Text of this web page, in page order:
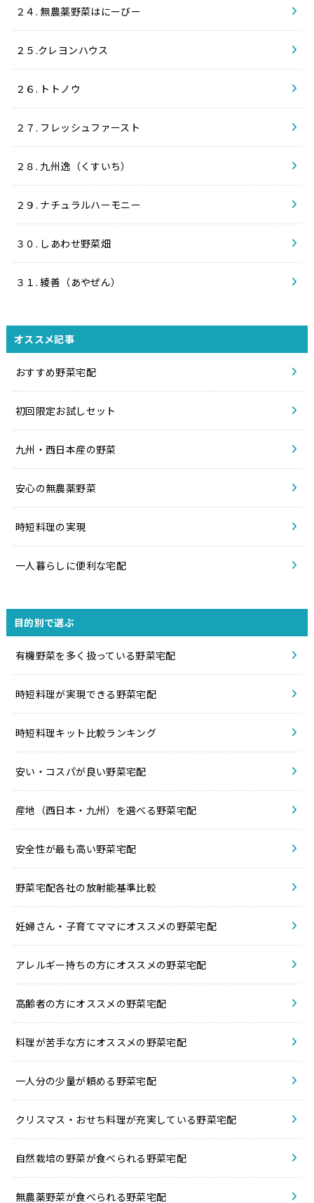
２４. 無農薬野菜はにーびー
２５.クレヨンハウス
２６. トトノウ
２７. フレッシュファースト
２８. 九州逸（くすいち）
２９. ナチュラルハーモニー
３０. しあわせ野菜畑
３１. 綾善（あやぜん）
オススメ記事
おすすめ野菜宅配
初回限定お試しセット
九州・西日本産の野菜
安心の無農薬野菜
時短料理の実現
一人暮らしに便利な宅配
目的別で選ぶ
有機野菜を多く扱っている野菜宅配
時短料理が実現できる野菜宅配
時短料理キット比較ランキング
安い・コスパが良い野菜宅配
産地（西日本・九州）を選べる野菜宅配
安全性が最も高い野菜宅配
野菜宅配各社の放射能基準比較
妊婦さん・子育てママにオススメの野菜宅配
アレルギー持ちの方にオススメの野菜宅配
高齢者の方にオススメの野菜宅配
料理が苦手な方にオススメの野菜宅配
一人分の少量が頼める野菜宅配
クリスマス・おせち料理が充実している野菜宅配
自然栽培の野菜が食べられる野菜宅配
無農薬野菜が食べられる野菜宅配